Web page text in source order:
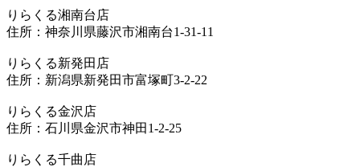
りらくる湘南台店
住所：神奈川県藤沢市湘南台1-31-11
りらくる新発田店
住所：新潟県新発田市富塚町3-2-22
りらくる金沢店
住所：石川県金沢市神田1-2-25
りらくる千曲店